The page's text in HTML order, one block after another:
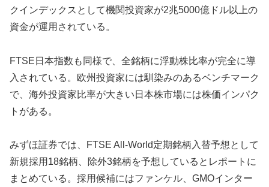
クインデックスとして機関投資家が2兆5000億ドル以上の
資金が運用されている。
FTSE日本指数も同様で、全銘柄に浮動株比率が完全に導
入されている。欧州投資家には馴染みのあるベンチマーク
で、海外投資家比率が大きい日本株市場には株価インパク
トがある。
みずほ証券では、FTSE All-World定期銘柄入替予想として
新規採用18銘柄、除外3銘柄を予想しているとレポートに
まとめている。採用候補にはファンケル、GMOインター